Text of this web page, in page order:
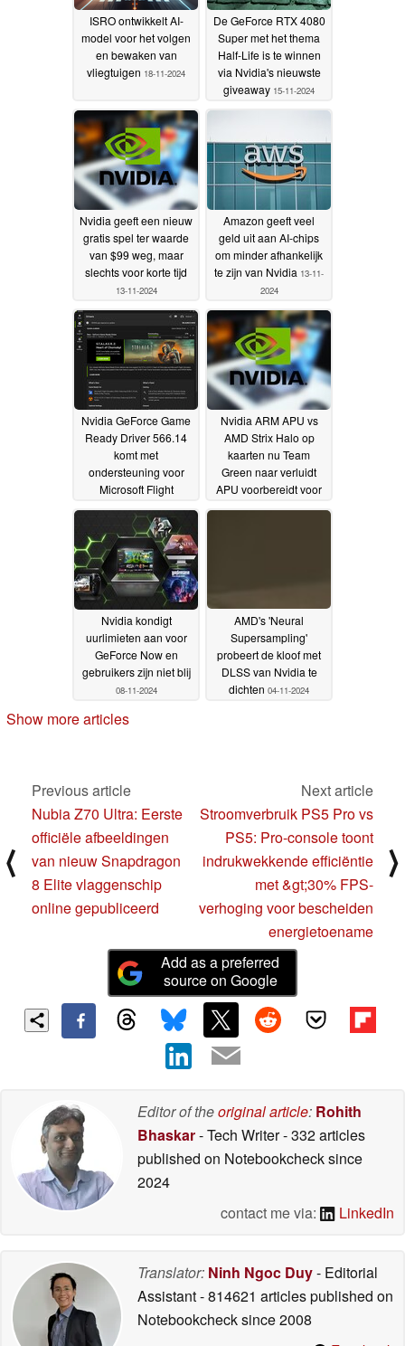
ISRO ontwikkelt AI-
model voor het volgen
en bewaken van
vliegtuigen 18-11-2024
De GeForce RTX 4080
Super met het thema
Half-Life is te winnen
via Nvidia's nieuwste
giveaway 15-11-2024
Nvidia geeft een nieuw
gratis spel ter waarde
van $99 weg, maar
slechts voor korte tijd
13-11-2024
Amazon geeft veel
geld uit aan AI-chips
om minder afhankelijk
te zijn van Nvidia 13-11-
2024
Nvidia GeForce Game
Ready Driver 566.14
komt met
ondersteuning voor
Microsoft Flight
Simulator 2024 en
STALKER 2 Heart of
Chornobyl13-11-2024
Nvidia ARM APU vs
AMD Strix Halo op
kaarten nu Team
Green naar verluidt
APU voorbereidt voor
gamers en ontwerpers
Nvidia kondigt
uurlimieten aan voor
GeForce Now en
gebruikers zijn niet blij
08-11-2024
AMD's 'Neural
Supersampling'
probeert de kloof met
DLSS van Nvidia te
dichten 04-11-2024
Show more articles
⟨
Previous article
Nubia Z70 Ultra: Eerste
officiële afbeeldingen
van nieuw Snapdragon
8 Elite vlaggenschip
online gepubliceerd
Next article
Stroomverbruik PS5 Pro vs
PS5: Pro-console toont
indrukwekkende efficiëntie
met &gt;30% FPS-
verhoging voor bescheiden
energietoename
⟩
Add as a preferred
source on Google
Editor of theoriginal article: Rohith
Bhaskar- Tech Writer- 332 articles
published on Notebookchecksince
2024
contact me via:
LinkedIn
Translator: Ninh Ngoc Duy- Editorial
Assistant- 814621 articles published on
Notebookchecksince 2008